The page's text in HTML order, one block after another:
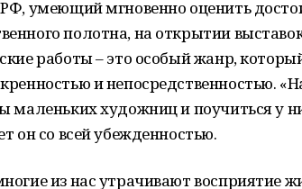
умеющий мгновенно оценить
полотна, на открытии
работы – это особый жанр,
и непосредственностью.
маленьких художниц и поучиться у
он со всей убежденностью.
из нас утрачивают восприятие